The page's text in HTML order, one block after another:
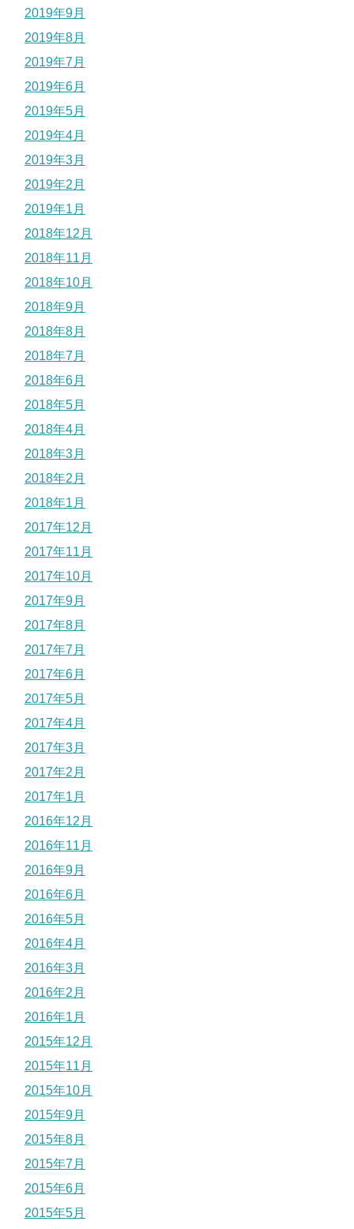
2019年9月
2019年8月
2019年7月
2019年6月
2019年5月
2019年4月
2019年3月
2019年2月
2019年1月
2018年12月
2018年11月
2018年10月
2018年9月
2018年8月
2018年7月
2018年6月
2018年5月
2018年4月
2018年3月
2018年2月
2018年1月
2017年12月
2017年11月
2017年10月
2017年9月
2017年8月
2017年7月
2017年6月
2017年5月
2017年4月
2017年3月
2017年2月
2017年1月
2016年12月
2016年11月
2016年9月
2016年6月
2016年5月
2016年4月
2016年3月
2016年2月
2016年1月
2015年12月
2015年11月
2015年10月
2015年9月
2015年8月
2015年7月
2015年6月
2015年5月